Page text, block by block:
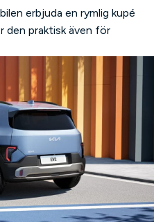
erbjuda en rymlig kupé
den praktisk även för